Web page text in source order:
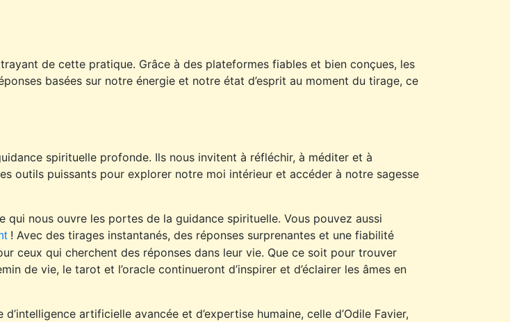
de cette pratique. Grâce à des plateformes fiables et bien conçues, les
basées sur notre énergie et notre état d’esprit au moment du tirage, ce
spirituelle profonde. Ils nous invitent à réfléchir, à méditer et à
outils puissants pour explorer notre moi intérieur et accéder à notre sagesse
nous ouvre les portes de la guidance spirituelle. Vous pouvez aussi
! Avec des tirages instantanés, des réponses surprenantes et une fiabilité
ceux qui cherchent des réponses dans leur vie. Que ce soit pour trouver
de vie, le tarot et l’oracle continueront d’inspirer et d’éclairer les âmes en
artificielle avancée et d’expertise humaine, celle d’Odile Favier,